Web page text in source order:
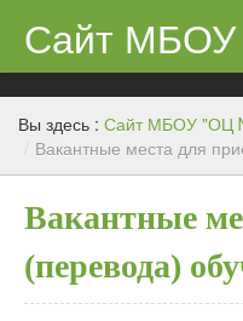
Сведения об
ЕГЭ-11 и ГИА
Вы здесь : Сайт МБОУ "ОЦ
/ Вакантные места для
Вакантные
(перевода)